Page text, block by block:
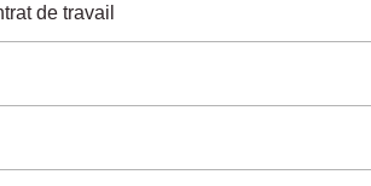
de travail